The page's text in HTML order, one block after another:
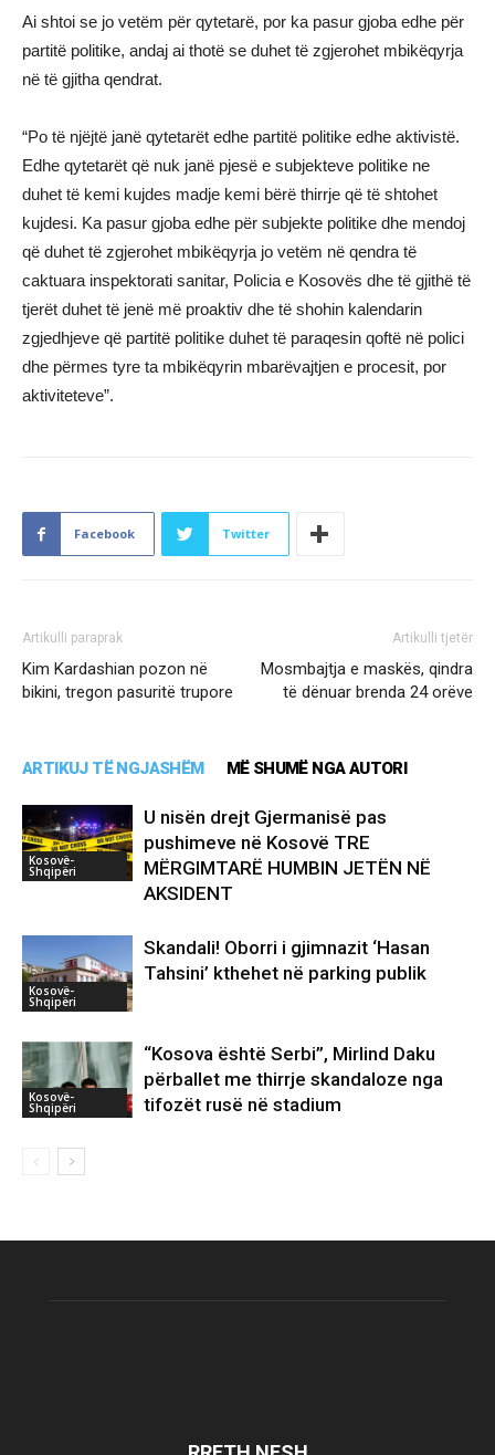
Ai shtoi se jo vetëm për qytetarë, por ka pasur gjoba edhe për
partitë politike, andaj ai thotë se duhet të zgjerohet mbikëqyrja
në të gjitha qendrat.
“Po të njëjtë janë qytetarët edhe partitë politike edhe aktivistë.
Edhe qytetarët që nuk janë pjesë e subjekteve politike ne
duhet të kemi kujdes madje kemi bërë thirrje që të shtohet
kujdesi. Ka pasur gjoba edhe për subjekte politike dhe mendoj
që duhet të zgjerohet mbikëqyrja jo vetëm në qendra të
caktuara inspektorati sanitar, Policia e Kosovës dhe të gjithë të
tjerët duhet të jenë më proaktiv dhe të shohin kalendarin
zgjedhjeve që partitë politike duhet të paraqesin qoftë në polici
dhe përmes tyre ta mbikëqyrin mbarëvajtjen e procesit, por
aktiviteteve”.
Facebook Twitter
Artikulli paraprak
Kim Kardashian pozon në
bikini, tregon pasuritë trupore
Artikulli tjetër
Mosmbajtja e maskës, qindra
të dënuar brenda 24 orëve
ARTIKUJ TË NGJASHËM MË SHUMË NGA AUTORI
Kosovë-
Shqipëri
U nisën drejt Gjermanisë pas
pushimeve në Kosovë TRE
MËRGIMTARË HUMBIN JETËN NË
AKSIDENT
Kosovë-
Shqipëri
Skandali! Oborri i gjimnazit ‘Hasan
Tahsini’ kthehet në parking publik
Kosovë-
Shqipëri
“Kosova është Serbi”, Mirlind Daku
përballet me thirrje skandaloze nga
tifozët rusë në stadium